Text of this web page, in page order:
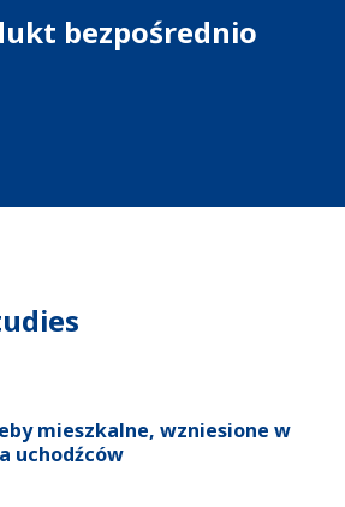
bezpośrednio
mieszkalne, wzniesione w
uchodźców